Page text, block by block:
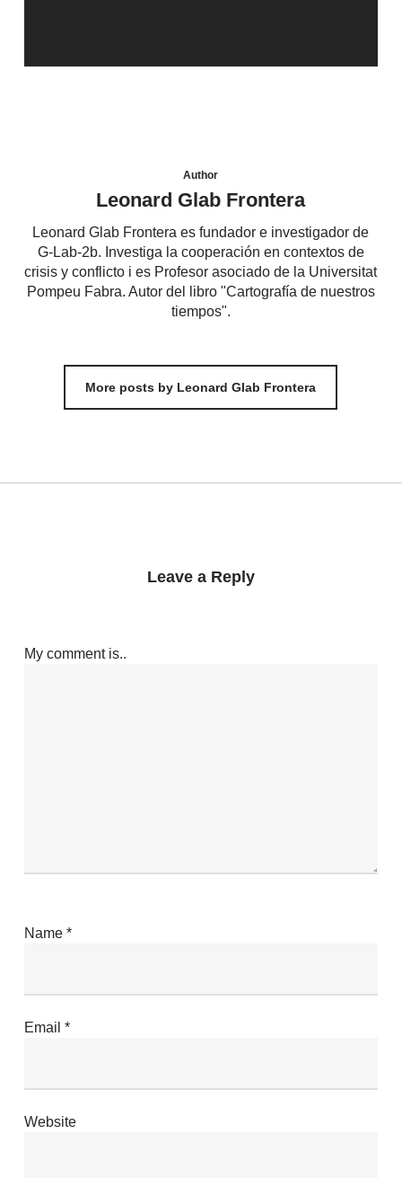
Author
Leonard Glab Frontera
Leonard Glab Frontera es fundador e investigador de
G-Lab-2b. Investiga la cooperación en contextos de
crisis y conflicto i es Profesor asociado de la Universitat
Pompeu Fabra. Autor del libro "Cartografía de nuestros
tiempos".
More posts by Leonard Glab Frontera
Leave a Reply
My comment is..
Name *
Email *
Website